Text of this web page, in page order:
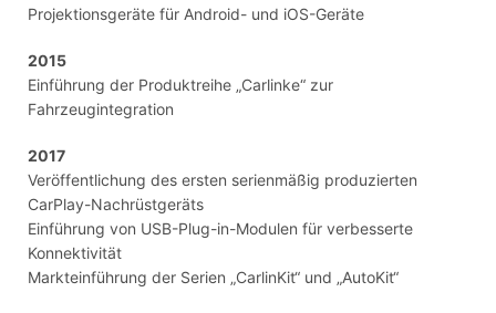
Projektionsgeräte für Android- und iOS-Geräte
2015
Einführung der Produktreihe „Carlinke“ zur
Fahrzeugintegration
2017
Veröffentlichung des ersten serienmäßig produzierten
CarPlay-Nachrüstgeräts
Einführung von USB-Plug-in-Modulen für verbesserte
Konnektivität
Markteinführung der Serien „CarlinKit“ und „AutoKit“